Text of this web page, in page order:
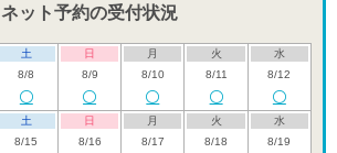
ネット予約の受付状況
土
8/8
日
8/9
月
8/10
火
8/11
水
8/12
土
8/15
日
8/16
月
8/17
火
8/18
水
8/19